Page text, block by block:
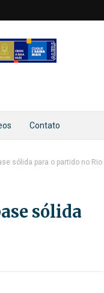
Contato
sólida para o partido no Rio
sólida